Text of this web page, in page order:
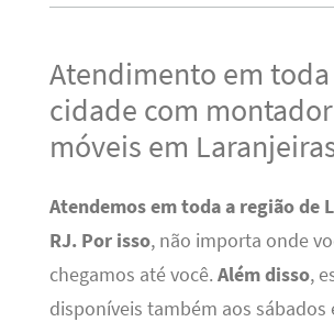
Atendimento em toda
cidade com
móveis em
Atendemos em toda a região de
RJ. Por isso, não importa onde
chegamos até você. Além disso,
disponíveis também aos sábados